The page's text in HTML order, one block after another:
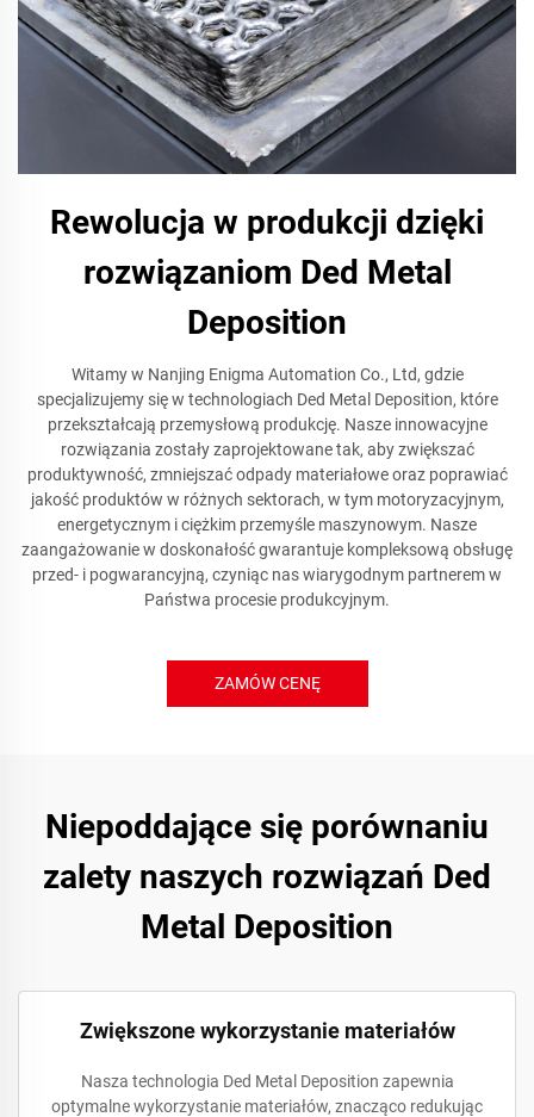
Rewolucja w produkcji dzięki
rozwiązaniom Ded Metal
Deposition
Witamy w Nanjing Enigma Automation Co., Ltd, gdzie
specjalizujemy się w technologiach Ded Metal Deposition, które
przekształcają przemysłową produkcję. Nasze innowacyjne
rozwiązania zostały zaprojektowane tak, aby zwiększać
produktywność, zmniejszać odpady materiałowe oraz poprawiać
jakość produktów w różnych sektorach, w tym motoryzacyjnym,
energetycznym i ciężkim przemyśle maszynowym. Nasze
zaangażowanie w doskonałość gwarantuje kompleksową obsługę
przed- i pogwarancyjną, czyniąc nas wiarygodnym partnerem w
Państwa procesie produkcyjnym.
ZAMÓW CENĘ
Niepoddające się porównaniu
zalety naszych rozwiązań Ded
Metal Deposition
Zwiększone wykorzystanie materiałów
Nasza technologia Ded Metal Deposition zapewnia
optymalne wykorzystanie materiałów, znacząco redukując